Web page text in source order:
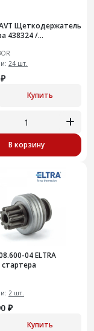
Щеткодержатель
/
,RENAULT LOGAN
24 шт.
Купить
В корзину
04 ELTRA
2 шт.
₽
Купить